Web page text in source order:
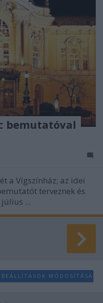
bemutatóval
a Vígszínház; az idei
terveznek és
...
MÓDOSÍTÁSA